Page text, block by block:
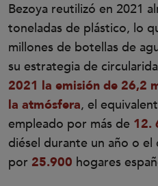
Bezoya reutilizó en 2021
toneladas de plástico, lo
millones de botellas de
su estrategia de
2021 la emisión de 26,2
la atmósfera, el
empleado por más de 12.
diésel durante un año o
por 25.900 hogares